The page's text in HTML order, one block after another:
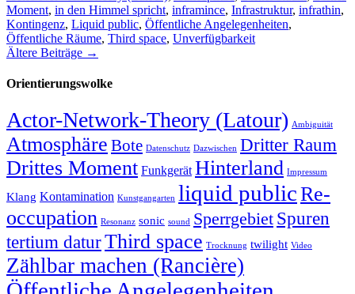
Moment, in den Himmel spricht, inframince, Infrastruktur, infrathin,
Kontingenz, Liquid public, Öffentliche Angelegenheiten,
Öffentliche Räume, Third space, Unverfügbarkeit
Ältere Beiträge →
Orientierungswolke
Actor-Network-Theory (Latour) Ambiguität
Atmosphäre Bote Datenschutz Dazwischen Dritter Raum
Drittes Moment Funkgerät Hinterland Impressum
Klang Kontamination Kunstgangarten liquid publicRe-
occupation Resonanz sonic sound Sperrgebiet Spuren
tertium daturThird space Trocknung twilight Video
Zählbar machen (Rancière)